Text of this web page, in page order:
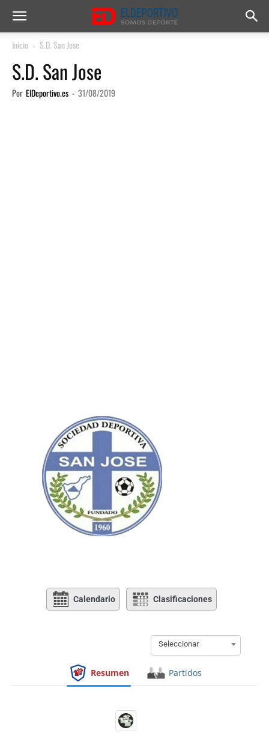
Inicio S.D. San Jose
S.D. San Jose
Por ElDeportivo.es - 31/08/2019
Calendario Clasificaciones
Seleccionar
Resumen Partidos